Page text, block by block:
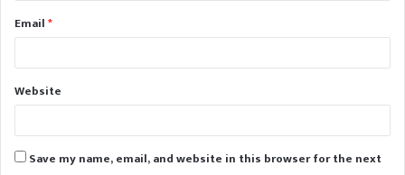
Email*
Website
Save my name, email, and website in this browser for the next